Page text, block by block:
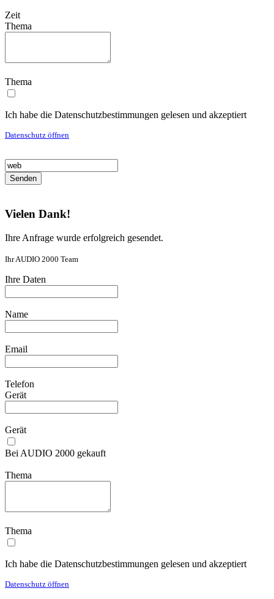
Zeit
Thema
Thema
Ich habe die Datenschutzbestimmungen gelesen und akzeptiert
Datenschutz öffnen
Senden
Vielen Dank!
Ihre Anfrage wurde erfolgreich gesendet.
Ihr AUDIO 2000 Team
Ihre Daten
Name
Email
Telefon
Gerät
Gerät
Bei AUDIO 2000 gekauft
Thema
Thema
Ich habe die Datenschutzbestimmungen gelesen und akzeptiert
Datenschutz öffnen